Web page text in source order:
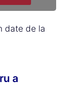
date de la
a